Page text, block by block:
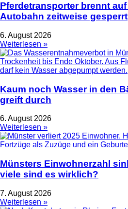
Pferdetransporter brennt
Autobahn zeitweise gesperrt
6. August 2026
Weiterlesen »
Kaum noch Wasser in den
greift durch
6. August 2026
Weiterlesen »
Münsters Einwohnerzahl
viele sind es wirklich?
7. August 2026
Weiterlesen »